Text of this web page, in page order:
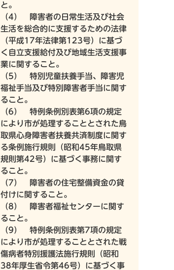
と。
（4） 障害者の日常生活及び社会
生活を総合的に支援するための法律
（平成17年法律第123号）に基づ
く自立支援給付及び地域生活支援事
業に関すること。
（5） 特別児童扶養手当、障害児
福祉手当及び特別障害者手当に関す
ること。
（6） 特例条例別表第6項の規定
により市が処理することとされた鳥
取県心身障害者扶養共済制度に関す
る条例施行規則（昭和45年鳥取県
規則第42号）に基づく事務に関す
ること。
（7） 障害者の住宅整備資金の貸
付けに関すること。
（8） 障害者福祉センターに関す
ること。
（9） 特例条例別表第7項の規定
により市が処理することとされた戦
傷病者特別援護法施行規則（昭和
38年厚生省令第46号）に基づく事